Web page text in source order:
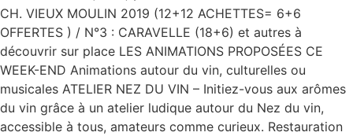
CH. VIEUX MOULIN 2019 (12+12 ACHETTES= 6+6
OFFERTES ) / N°3 : CARAVELLE (18+6) et autres à
découvrir sur place LES ANIMATIONS PROPOSÉES CE
WEEK-END Animations autour du vin, culturelles ou
musicales ATELIER NEZ DU VIN – Initiez-vous aux arômes
du vin grâce à un atelier ludique autour du Nez du vin,
accessible à tous, amateurs comme curieux. Restauration